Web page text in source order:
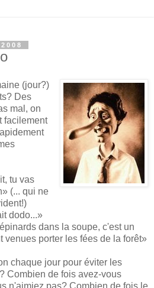
(jour?)
Des
mal, on
facilement
tu vas
(... qui ne
dodo...»
dans la soupe, c'est un
venues porter les fées de la forêt»
chaque jour pour éviter les
Combien de fois avez-vous
n'aimiez pas? Combien de fois le